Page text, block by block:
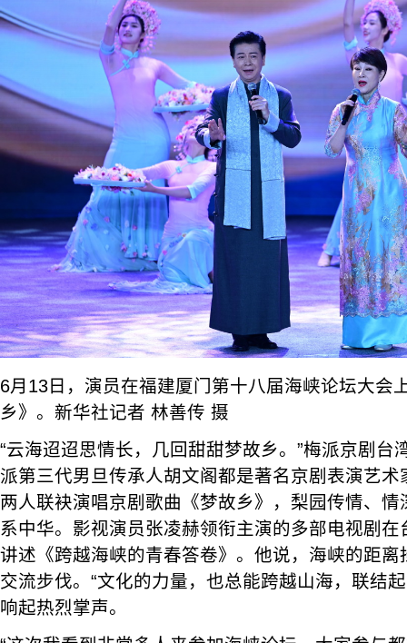
6月13日，演员在福建厦门第十八届海峡论坛大会
乡》。新华社记者 林善传 摄
“云海迢迢思情长，几回甜甜梦故乡。”梅派京剧台
派第三代男旦传承人胡文阁都是著名京剧表演艺
两人联袂演唱京剧歌曲《梦故乡》，梨园传情、
系中华。影视演员张凌赫领衔主演的多部电视剧
讲述《跨越海峡的青春答卷》。他说，海峡的距
交流步伐。“文化的力量，也总能跨越山海，联结
响起热烈掌声。